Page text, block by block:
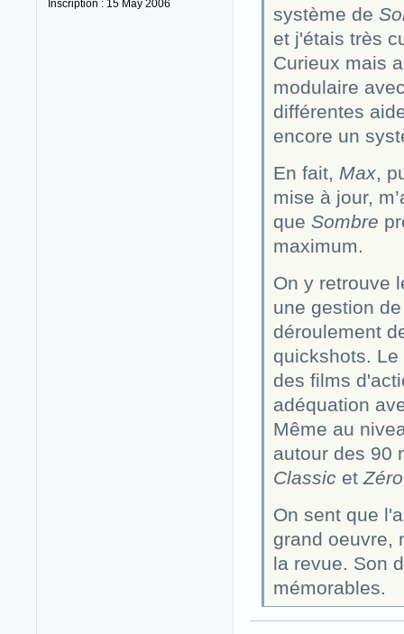
Inscription : 15 May 2006
système de
et j'étais très
Curieux mais
modulaire
différentes
encore un
En fait, Max,
mise à jour,
que Sombre
maximum.
On y retrouve
une gestion
déroulement
quickshots.
des films
adéquation
Même au
autour des 90
Classic et Zéro
On sent que
grand oeuvre,
la revue. Son
mémorables.